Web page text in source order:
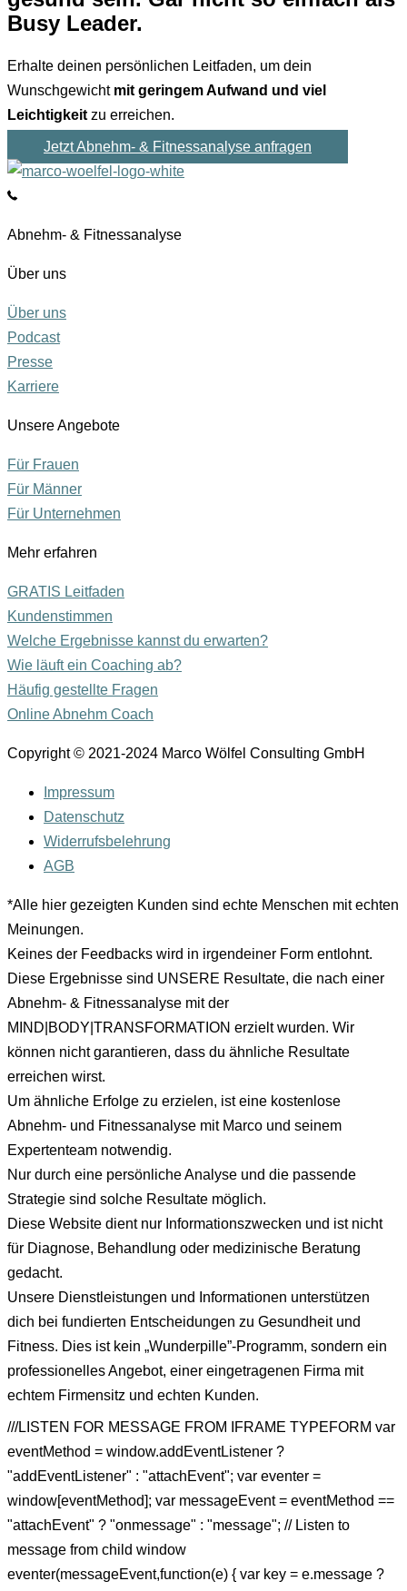
Busy Leader.
Erhalte deinen persönlichen Leitfaden, um dein
Wunschgewicht mit geringem Aufwand und viel
Leichtigkeit zu erreichen.
Jetzt Abnehm- & Fitnessanalyse anfragen
Abnehm- & Fitnessanalyse
Über uns
Über uns
Podcast
Presse
Karriere
Unsere Angebote
Für Frauen
Für Männer
Für Unternehmen
Mehr erfahren
GRATIS Leitfaden
Kundenstimmen
Welche Ergebnisse kannst du erwarten?
Wie läuft ein Coaching ab?
Häufig gestellte Fragen
Online Abnehm Coach
Copyright © 2021-2024 Marco Wölfel Consulting GmbH
Impressum
Datenschutz
Widerrufsbelehrung
AGB
*Alle hier gezeigten Kunden sind echte Menschen mit echten
Meinungen.
Keines der Feedbacks wird in irgendeiner Form entlohnt.
Diese Ergebnisse sind UNSERE Resultate, die nach einer
Abnehm- & Fitnessanalyse mit der
MIND|BODY|TRANSFORMATION erzielt wurden. Wir
können nicht garantieren, dass du ähnliche Resultate
erreichen wirst.
Um ähnliche Erfolge zu erzielen, ist eine kostenlose
Abnehm- und Fitnessanalyse mit Marco und seinem
Expertenteam notwendig.
Nur durch eine persönliche Analyse und die passende
Strategie sind solche Resultate möglich.
Diese Website dient nur Informationszwecken und ist nicht
für Diagnose, Behandlung oder medizinische Beratung
gedacht.
Unsere Dienstleistungen und Informationen unterstützen
dich bei fundierten Entscheidungen zu Gesundheit und
Fitness. Dies ist kein „Wunderpille”-Programm, sondern ein
professionelles Angebot, einer eingetragenen Firma mit
echtem Firmensitz und echten Kunden.
///LISTEN FOR MESSAGE FROM IFRAME TYPEFORM var
eventMethod = window.addEventListener ?
"addEventListener" : "attachEvent"; var eventer =
window[eventMethod]; var messageEvent = eventMethod ==
"attachEvent" ? "onmessage" : "message"; // Listen to
message from child window
eventer(messageEvent,function(e) { var key = e.message ?